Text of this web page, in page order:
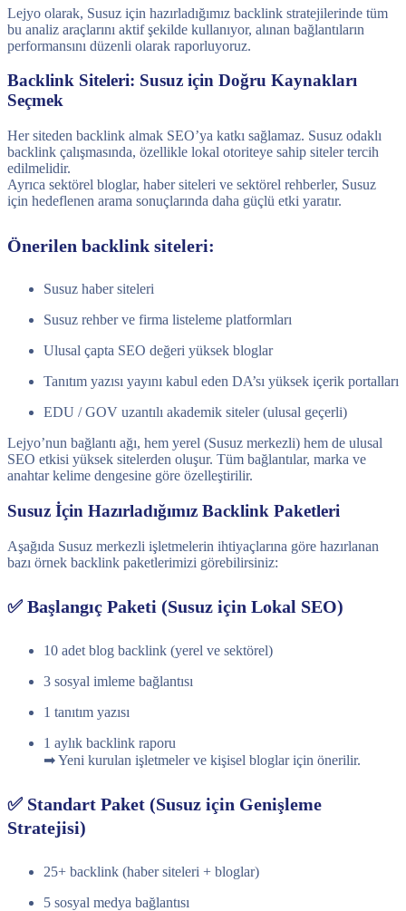
Lejyo olarak, Susuz için hazırladığımız backlink stratejilerinde tüm
bu analiz araçlarını aktif şekilde kullanıyor, alınan bağlantıların
performansını düzenli olarak raporluyoruz.
Backlink Siteleri: Susuz için Doğru Kaynakları
Seçmek
Her siteden backlink almak SEO’ya katkı sağlamaz. Susuz odaklı
backlink çalışmasında, özellikle lokal otoriteye sahip siteler tercih
edilmelidir.
Ayrıca sektörel bloglar, haber siteleri ve sektörel rehberler, Susuz
için hedeflenen arama sonuçlarında daha güçlü etki yaratır.
Önerilen backlink siteleri:
Susuz haber siteleri
Susuz rehber ve firma listeleme platformları
Ulusal çapta SEO değeri yüksek bloglar
Tanıtım yazısı yayını kabul eden DA’sı yüksek içerik portalları
EDU / GOV uzantılı akademik siteler (ulusal geçerli)
Lejyo’nun bağlantı ağı, hem yerel (Susuz merkezli) hem de ulusal
SEO etkisi yüksek sitelerden oluşur. Tüm bağlantılar, marka ve
anahtar kelime dengesine göre özelleştirilir.
Susuz İçin Hazırladığımız Backlink Paketleri
Aşağıda Susuz merkezli işletmelerin ihtiyaçlarına göre hazırlanan
bazı örnek backlink paketlerimizi görebilirsiniz:
✅ Başlangıç Paketi (Susuz için Lokal SEO)
10 adet blog backlink (yerel ve sektörel)
3 sosyal imleme bağlantısı
1 tanıtım yazısı
1 aylık backlink raporu
➡ Yeni kurulan işletmeler ve kişisel bloglar için önerilir.
✅ Standart Paket (Susuz için Genişleme
Stratejisi)
25+ backlink (haber siteleri + bloglar)
5 sosyal medya bağlantısı